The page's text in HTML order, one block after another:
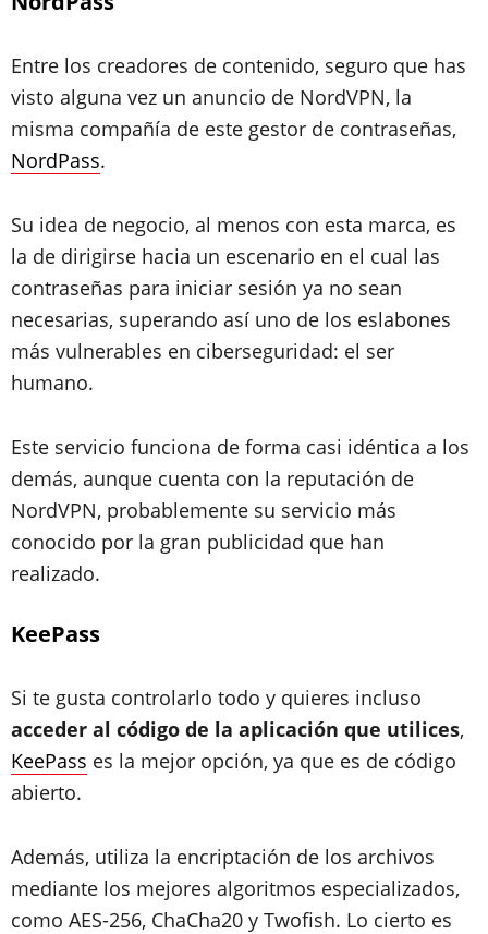
Entre los creadores de contenido, seguro que has
visto alguna vez un anuncio de NordVPN, la
misma compañía de este gestor de contraseñas,
NordPass.
Su idea de negocio, al menos con esta marca, es
la de dirigirse hacia un escenario en el cual las
contraseñas para iniciar sesión ya no sean
necesarias, superando así uno de los eslabones
más vulnerables en ciberseguridad: el ser
humano.
Este servicio funciona de forma casi idéntica a los
demás, aunque cuenta con la reputación de
NordVPN, probablemente su servicio más
conocido por la gran publicidad que han
realizado.
KeePass
Si te gusta controlarlo todo y quieres incluso
acceder al código de la aplicación que utilices,
KeePass es la mejor opción, ya que es de código
abierto.
Además, utiliza la encriptación de los archivos
mediante los mejores algoritmos especializados,
como AES-256, ChaCha20 y Twofish. Lo cierto es